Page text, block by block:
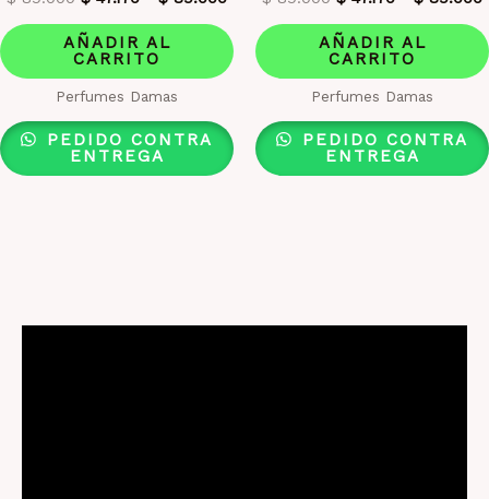
AÑADIR AL
CARRITO
Perfumes Damas
PEDIDO CONTRA
ENTREGA
AÑADIR AL
CARRITO
Perfumes Damas
PEDIDO CONTRA
ENTREGA